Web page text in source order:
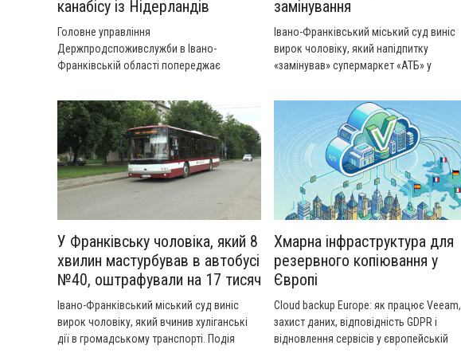
канабісу із Нідерландів
Головне управління
Держпродспоживслужби в Івано-
Франківській області попереджає
Нідерландів, у складі яких виявили
основну психоактивну речовину канабісу
замінування
Івано-Франківський міський суд виніс
вирок чоловіку, який напідпитку
«замінував» супермаркет «АТБ» у
У Франківську чоловіка, який 8
хвилин мастурбував в автобусі
№40, оштрафували на 17 тисяч
Івано-Франківський міський суд виніс
вирок чоловіку, який вчинив хуліганські
дії в громадському транспорті. Подія
Хмарна інфраструктура для
резервного копіювання у
Європі
Cloud backup Europe: як працює Veeam,
захист даних, відповідність GDPR і
відновлення сервісів у європейській